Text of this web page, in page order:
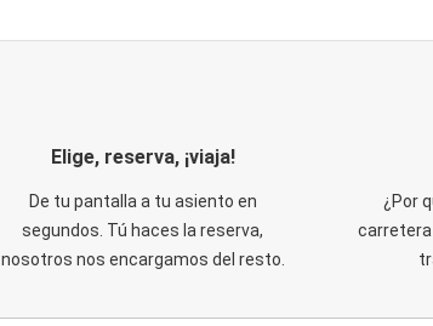
Elige, reserva, ¡viaja!
De tu pantalla a tu asiento en
segundos. Tú haces la reserva,
nosotros nos encargamos del resto.
¿Por
carretera